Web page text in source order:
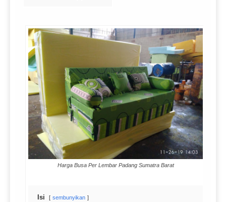
Harga Busa Per Lembar Padang Sumatra Barat
Isi sembunyikan